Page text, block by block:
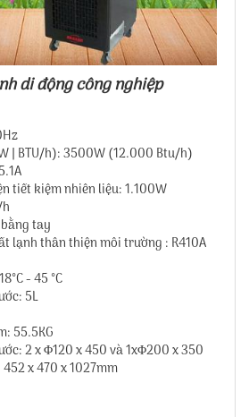
di động công nghiệp
| BTU/h): 3500W (12.000 Btu/h)
tiết kiệm nhiên liệu: 1.100W
tay
lạnh thân thiện môi trường : R410A
- 45 °C
5L
55.5KG
2 x Φ120 x 450 và 1xΦ200 x 350
x 470 x 1027mm